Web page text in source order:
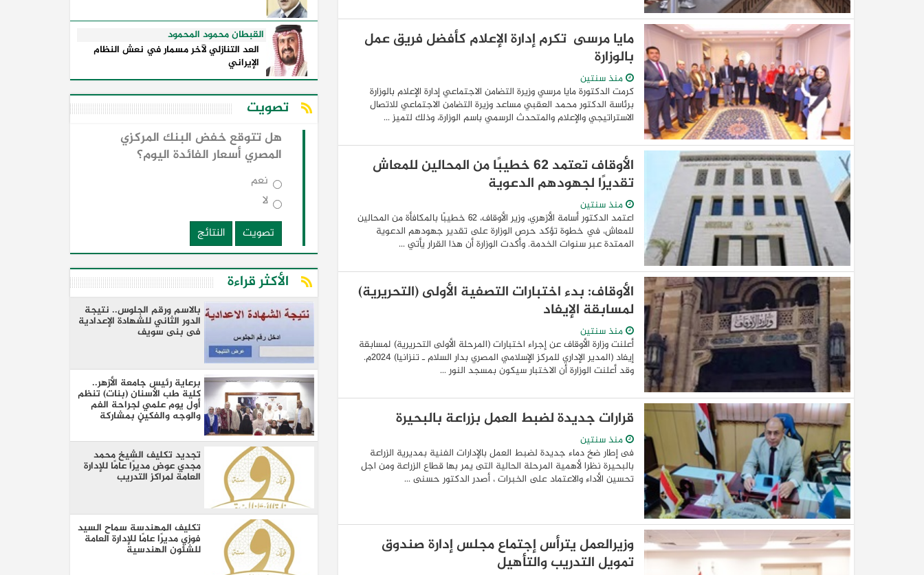
مايا مرسى تكرم إدارة الإعلام كأفضل فريق عمل
بالوزارة
منذ سنتين
كرمت الدكتورة مايا مرسي وزيرة التضامن الاجتماعي إدارة الإعلام بالوزارة
برئاسة الدكتور محمد العقبي مساعد وزيرة التضامن الاجتماعي للاتصال
الاستراتيجي والإعلام والمتحدث الرسمي باسم الوزارة، وذلك لتميز ...
الأوقاف تعتمد 62 خطيبًا من المحالين للمعاش
تقديرًا لجهودهم الدعوية
منذ سنتين
اعتمد الدكتور أسامة الأزهري، وزير الأوقاف، ٦٢ خطيبًا بالمكافأة من المحالين
للمعاش، في خطوة تؤكد حرص الوزارة على تقدير جهودهم الدعوية
الممتدة عبر سنوات الخدمة. وأكدت الوزارة أن هذا القرار يأتي ...
الأوقاف: بدء اختبارات التصفية الأولى (التحريرية)
لمسابقة الإيفاد
منذ سنتين
أعلنت وزارة الأوقاف عن إجراء اختبارات (المرحلة الأولى التحريرية) لمسابقة
إيفاد (المدير الإداري للمركز الإسلامي المصري بدار السلام ـ تنزانيا) ٢٠٢٤م.
وقد أعلنت الوزارة أن الاختبار سيكون بمسجد النور ...
قرارات جديدة لضبط العمل بزراعة بالبحيرة
منذ سنتين
فى إطار ضخ دماء جديدة لضبط العمل بالإدارات الفنية بمديرية الزراعة
بالبحيرة نظرا لأهمية المرحلة الحالية التى يمر بها قطاع الزراعة ومن اجل
تحسين الأداء والاعتماد على الخبرات ، أصدر الدكتور حسنى ...
وزيرالعمل يترأس إجتماع مجلس إدارة صندوق
تمويل التدريب والتأهيل
القبطان محمود المحمود
العد التنازلي لآخر مسمار في نعش النظام
الإيراني
تصويت
هل تتوقع خفض البنك المركزي
المصري أسعار الفائدة اليوم؟
نعم
لا
تصويت
النتائج
الأكثر قراءة
بالاسم ورقم الجلوس.. نتيجة
الدور الثاني للشهادة الإعدادية
فى بنى سويف
برعاية رئيس جامعة الأزهر..
كلية طب الأسنان (بنات) تنظم
أول يوم علمي لجراحة الفم
والوجه والفكين بمشاركة
نخبة من كبار الأساتذة والخبراء
تجديد تكليف الشيخ محمد
مجدي عوض مديرًا عامًا للإدارة
العامة لمراكز التدريب
تكليف المهندسة سماح السيد
فوزي مديرًا عامًا للإدارة العامة
للشئون الهندسية